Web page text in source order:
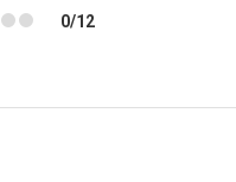
0/12